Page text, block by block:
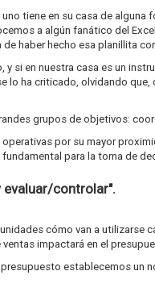
uno tiene en su casa de
a algún fanático del
haber hecho esa planillita
si en nuestra casa es un
ha criticado, olvidando
grupos de objetivos:
por su mayor
para la toma de
evaluar/controlar".
cómo van a utilizarse
impactará en el
establecemos un